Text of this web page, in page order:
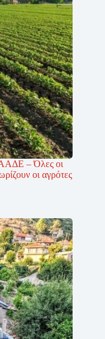
– Όλες οι
οι αγρότες